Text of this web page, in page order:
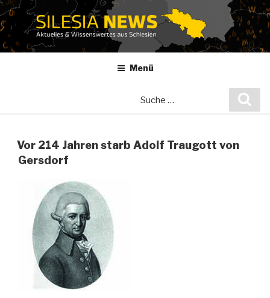
Zum
Inhalt
springen
Menü
Vor 214 Jahren starb Adolf Traugott von
Gersdorf